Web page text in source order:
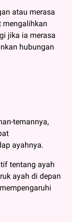
atau merasa
mengalihkan
jika ia merasa
hubungan
temannya,
ayahnya.
tentang ayah
ayah di depan